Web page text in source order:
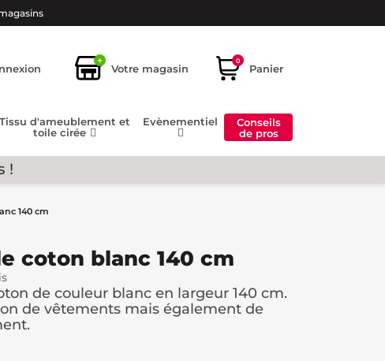
+
Votre magasin
0
Panier
Tissu d'ameublement et
toile cirée
Evènementiel
Conseils
de pros
!
140 cm
coton blanc 140 cm
de couleur blanc en largeur 140 cm.
de vêtements mais également de